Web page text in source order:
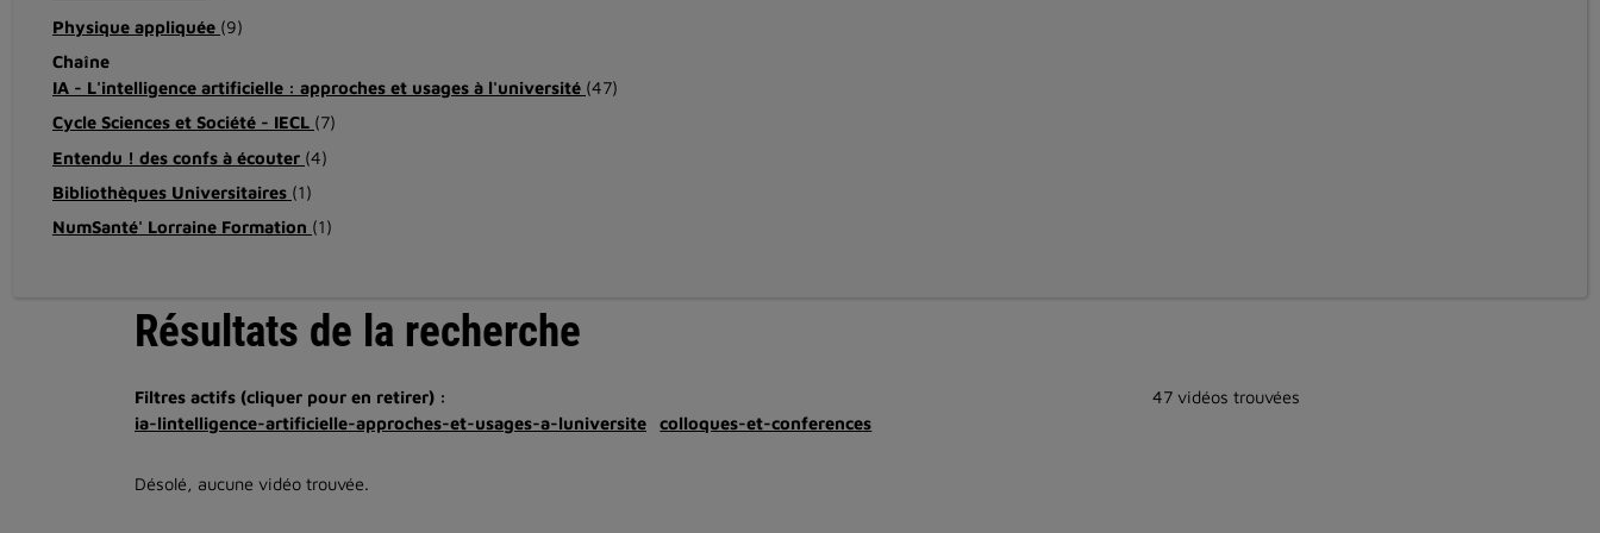
Physique appliquée (9)
Chaîne
IA - L'intelligence artificielle : approches et usages à l'université (47)
Cycle Sciences et Société - IECL (7)
Entendu ! des confs à écouter (4)
Bibliothèques Universitaires (1)
NumSanté' Lorraine Formation (1)
Résultats de la recherche
Filtres actifs (cliquer pour en retirer) :
ia-lintelligence-artificielle-approches-et-usages-a-luniversite
colloques-et-conferences
47 vidéos trouvées
Désolé, aucune vidéo trouvée.